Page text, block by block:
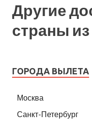
Другие
страны
ГОРОДА ВЫЛЕТА
Москва
Санкт-Петербург